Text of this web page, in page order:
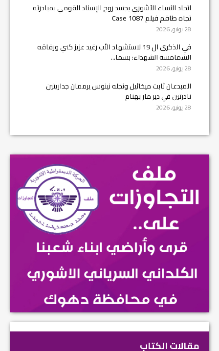
اتحاد النساء الآشوري يجسد روح الإسناد القومي بمبادرته
تجاه طاقم فيلم Case 1087
28 يونيو, 2026
في الذكرى ال 19 لاستشهاد الأب رغيد عزيز كني ورفاقه
الشمامسة الشهداء: بسما...
28 يونيو, 2026
المبدعان ثابت ميخائيل ونجله نينوس يرممان جداريتين
نادرتين في دير مار بهنام
28 يونيو, 2026
مقالات الكتاب